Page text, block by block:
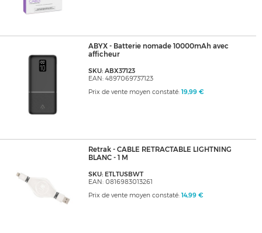
ABYX - Batterie nomade 10000mAh avec
afficheur
SKU: ABX37123
EAN: 4897069737123
Prix de vente moyen constaté: 19,99 €
Retrak - CABLE RETRACTABLE LIGHTNING
BLANC - 1 M
SKU: ETLTUSBWT
EAN: 0816983013261
Prix de vente moyen constaté: 14,99 €